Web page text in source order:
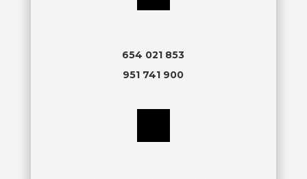
654 021 853
951 741 900